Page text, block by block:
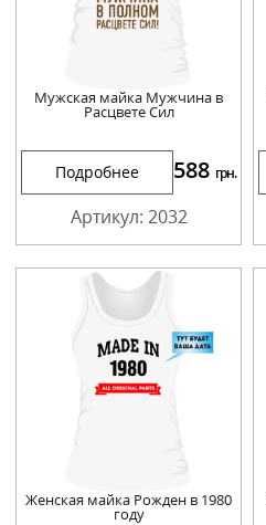
Мужская майка Мужчина в
Расцвете Сил
Подробнее 588 грн.
Артикул: 2032
Женская майка Рожден в 1980
году